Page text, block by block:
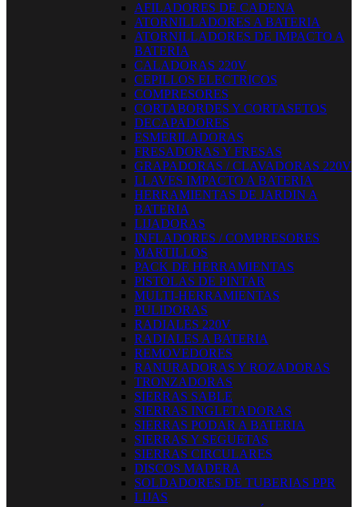
AFILADORES DE CADENA
ATORNILLADORES A BATERIA
ATORNILLADORES DE IMPACTO A
BATERIA
CALADORAS 220V
CEPILLOS ELECTRICOS
COMPRESORES
CORTABORDES Y CORTASETOS
DECAPADORES
ESMERILADORAS
FRESADORAS Y FRESAS
GRAPADORAS / CLAVADORAS 220V
LLAVES IMPACTO A BATERIA
HERRAMIENTAS DE JARDIN A
BATERIA
LIJADORAS
INFLADORES / COMPRESORES
MARTILLOS
PACK DE HERRAMIENTAS
PISTOLAS DE PINTAR
MULTI-HERRAMIENTAS
PULIDORAS
RADIALES 220V
RADIALES A BATERIA
REMOVEDORES
RANURADORAS Y ROZADORAS
TRONZADORAS
SIERRAS SABLE
SIERRAS INGLETADORAS
SIERRAS PODAR A BATERIA
SIERRAS Y SEGUETAS
SIERRAS CIRCULARES
DISCOS MADERA
SOLDADORES DE TUBERIAS PPR
LIJAS